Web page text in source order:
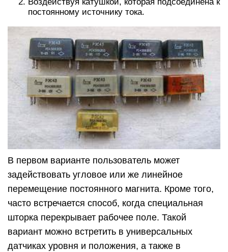
постоянному источнику тока.
В первом варианте пользователь может
задействовать угловое или же линейное
перемещение постоянного магнита. Кроме того,
часто встречается способ, когда специальная
шторка перекрывает рабочее поле. Такой
вариант можно встретить в универсальных
датчиках уровня и положения, а также в